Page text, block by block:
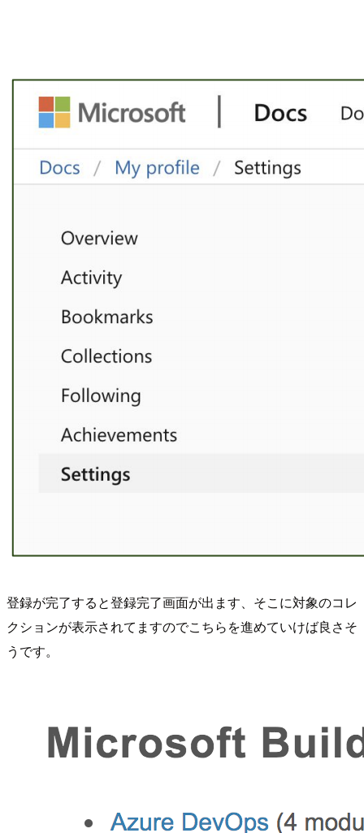
登録が完了すると登録完了画面が出ます、そこに対象のコレ
クションが表示されてますのでこちらを進めていけば良さそ
うです。